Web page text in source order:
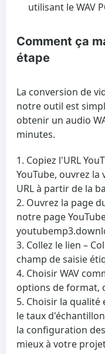
utilisant le WAV
Comment ça
étape
La conversion de
notre outil est
obtenir un audio
minutes.
Copiez l'URL
YouTube, ouvrez
URL à partir de la
Ouvrez la page
notre page
Collez le lien –
champ de saisie
Choisir WAV
options de format,
Choisir la qualité
le taux
la configuration
mieux à votre